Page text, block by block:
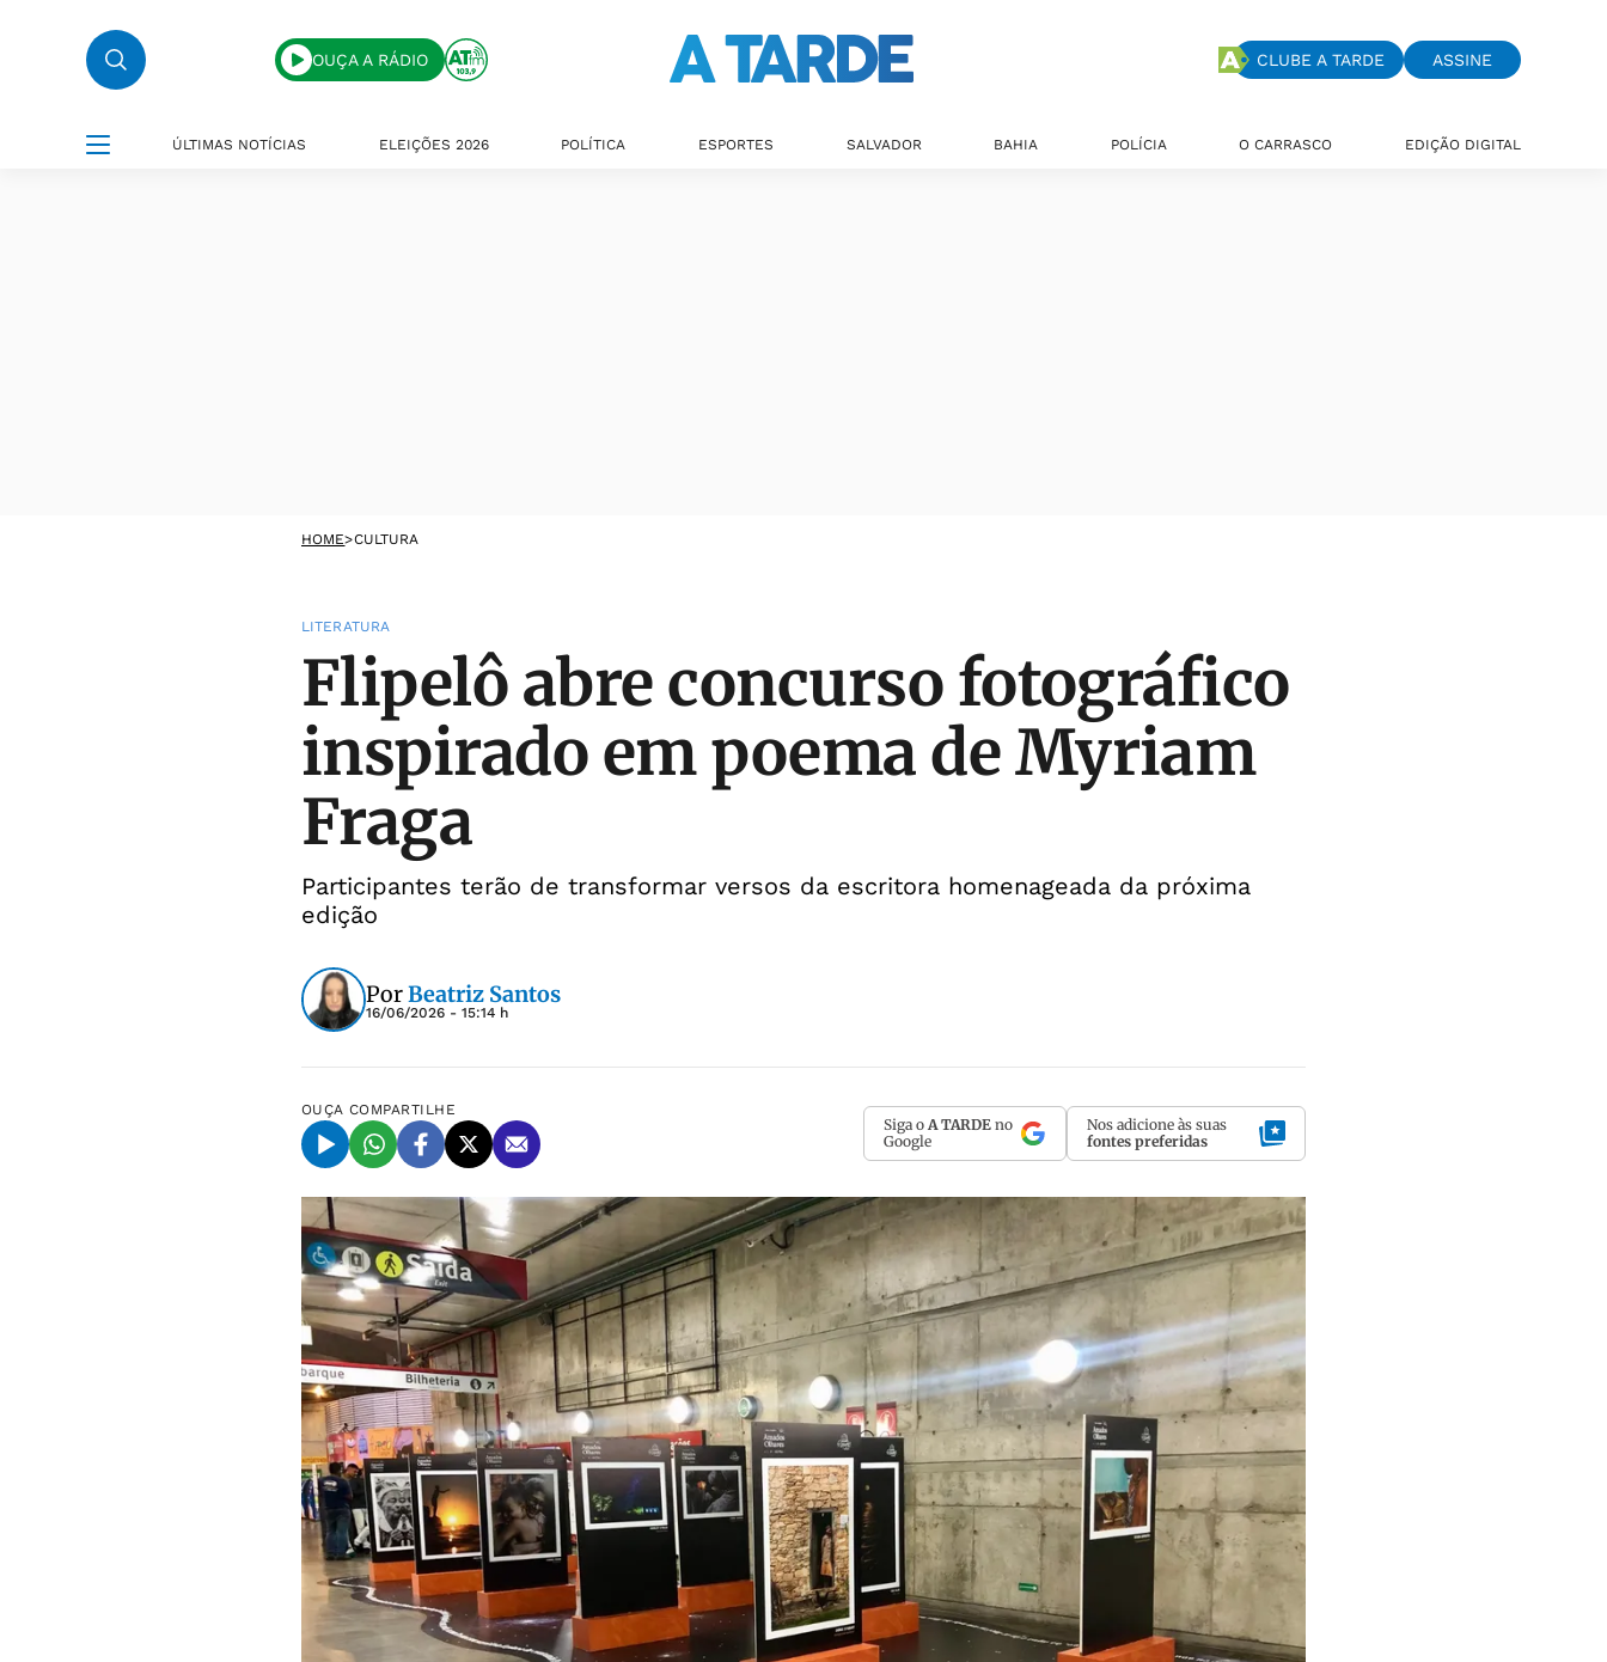
OUÇA A RÁDIO CLUBE A TARDE ASSINE
ÚLTIMAS NOTÍCIAS ELEIÇÕES 2026 POLÍTICA ESPORTES SALVADOR BAHIA POLÍCIA O CARRASCO EDIÇÃO DIGITAL
HOME>CULTURA
LITERATURA
Flipelô abre concurso fotográfico
inspirado em poema de Myriam
Fraga
Participantes terão de transformar versos da escritora homenageada da próxima
edição
PorBeatriz Santos
16/06/2026 - 15:14 h
OUÇA COMPARTILHE
Siga o A TARDE no
Google
Nos adicione às suas
fontes preferidas